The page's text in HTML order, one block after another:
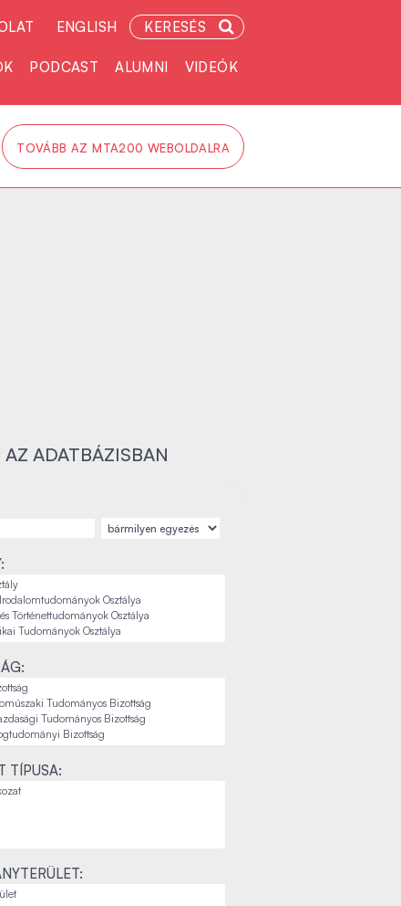
ENGLISH KERESÉS
PODCAST ALUMNI VIDEÓK
TOVÁBB AZ MTA200 WEBOLDALRA
AZ ADATBÁZISBAN
TÍPUSA: